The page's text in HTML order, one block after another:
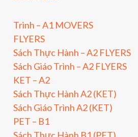
Trình – A1 MOVERS
FLYERS
Sách Thực Hành – A2 FLYERS
Sách Giáo Trình – A2 FLYERS
KET – A2
Sách Thực Hành A2 (KET)
Sách Giáo Trình A2 (KET)
PET – B1